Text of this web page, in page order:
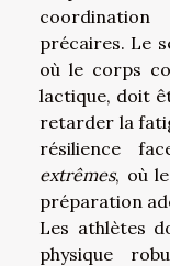
précaires. Le
où le corps
lactique, doit
retarder la
résilience
extrêmes, où
préparation
Les athlètes
physique